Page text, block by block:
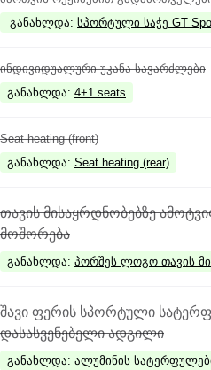
განახლდა: სპორტული საჭე GT
ინდივიდუალური უკანა სავარძლები
განახლდა: 4+1 seats
Seat heating (front)
განახლდა: Seat heating (rear)
თავის მისაყრდნობებზე
მოშორება
განახლდა: პორშეს ლოგო თავის
შავი ფერის სპორტული
დასასვენებელი ადგილი
განახლდა: ალუმინის